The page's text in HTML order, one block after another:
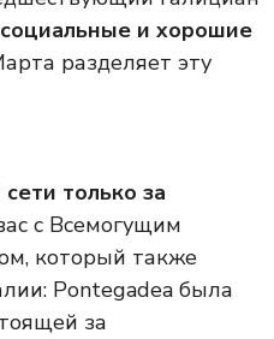
и хорошие
разделяет эту
только за
с Всемогущим
который также
Pontegadea была
за